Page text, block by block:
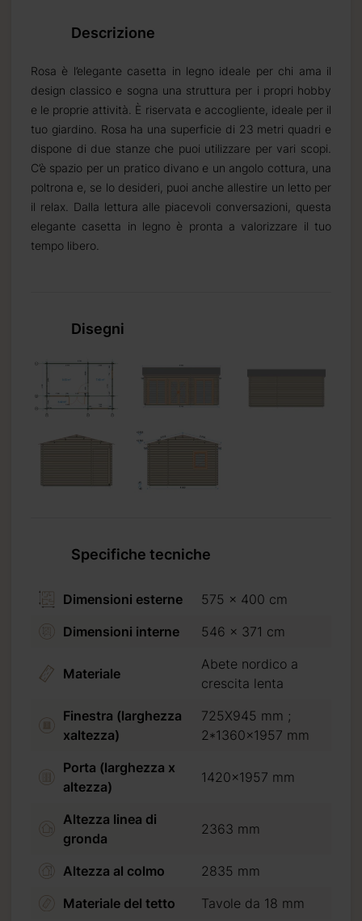
Descrizione
Rosa è l’elegante casetta in legno ideale per chi ama il
design classico e sogna una struttura per i propri hobby
e le proprie attività. È riservata e accogliente, ideale per il
tuo giardino. Rosa ha una superficie di 23 metri quadri e
dispone di due stanze che puoi utilizzare per vari scopi.
C’è spazio per un pratico divano e un angolo cottura, una
poltrona e, se lo desideri, puoi anche allestire un letto per
il relax. Dalla lettura alle piacevoli conversazioni, questa
elegante casetta in legno è pronta a valorizzare il tuo
tempo libero.
Disegni
Specifiche tecniche
Dimensioni esterne
575 x 400 cm
Dimensioni interne
546 x 371 cm
Materiale
Abete nordico a
crescita lenta
Finestra (larghezza
xaltezza)
725X945 mm ;
2*1360x1957 mm
Porta (larghezza x
altezza)
1420x1957 mm
Altezza linea di
gronda
2363 mm
Altezza al colmo
2835 mm
Materiale del tetto
Tavole da 18 mm